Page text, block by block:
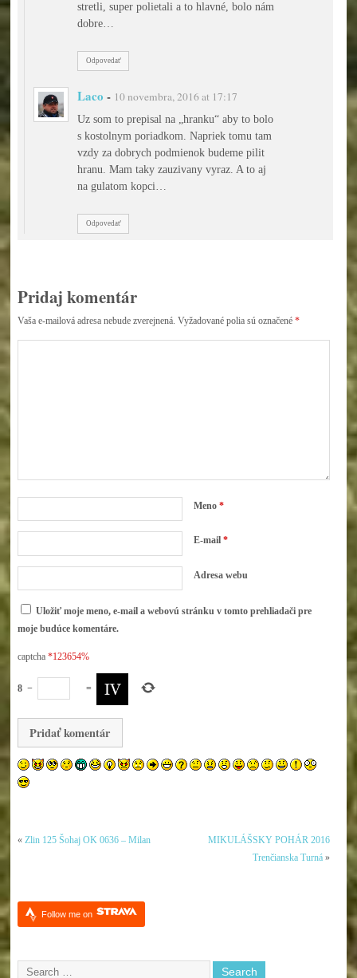
stretli, super polietali a to hlavné, bolo nám
dobre…
Odpovedať
Laco - 10 novembra, 2016 at 17:17
Uz som to prepisal na „hranku“ aby to bolo
s kostolnym poriadkom. Napriek tomu tam
vzdy za dobrych podmienok budeme pilit
hranu. Mam taky zauzivany vyraz. A to aj
na gulatom kopci…
Odpovedať
Pridaj komentár
Vaša e-mailová adresa nebude zverejnená. Vyžadované polia sú označené *
Meno *
E-mail *
Adresa webu
Uložiť moje meno, e-mail a webovú stránku v tomto prehliadači pre
moje budúce komentáre.
captcha*123654%
8 − =
« Zlin 125 Šohaj OK 0636 – Milan
MIKULÁŠSKY POHÁR 2016
Trenčianska Turná»
Follow me on